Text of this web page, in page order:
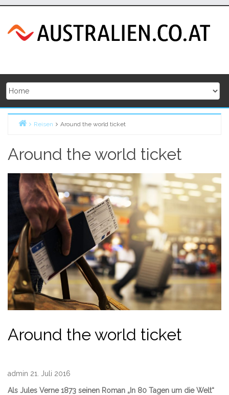
content
Reisen Around the world ticket
Around the world ticket
Around the world ticket
admin 21. Juli 2016
Als Jules Verne 1873 seinen Roman „In 80 Tagen um die Welt“